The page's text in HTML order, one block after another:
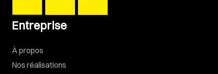
Entreprise
À propos
Nos réalisations